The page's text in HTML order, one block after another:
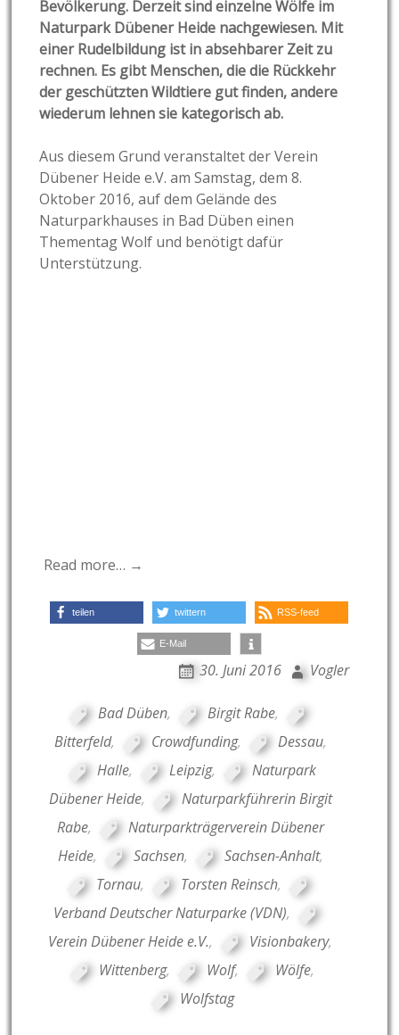
Bevölkerung. Derzeit sind einzelne Wölfe im
Naturpark Dübener Heide nachgewiesen. Mit
einer Rudelbildung ist in absehbarer Zeit zu
rechnen. Es gibt Menschen, die die Rückkehr
der geschützten Wildtiere gut finden, andere
wiederum lehnen sie kategorisch ab.
Aus diesem Grund veranstaltet der Verein
Dübener Heide e.V. am Samstag, dem 8.
Oktober 2016, auf dem Gelände des
Naturparkhauses in Bad Düben einen
Thementag Wolf und benötigt dafür
Unterstützung.
Read more… →
teilen twittern RSS-feed
E-Mail
30. Juni 2016 Vogler
Bad Düben, Birgit Rabe,
Bitterfeld, Crowdfunding, Dessau,
Halle, Leipzig,
Naturpark
Dübener Heide,
Naturparkführerin Birgit
Rabe,
Naturparkträgerverein Dübener
Heide, Sachsen, Sachsen-Anhalt,
Tornau, Torsten Reinsch,
Verband Deutscher Naturparke (VDN),
Verein Dübener Heide e.V., Visionbakery,
Wittenberg, Wolf, Wölfe,
Wolfstag